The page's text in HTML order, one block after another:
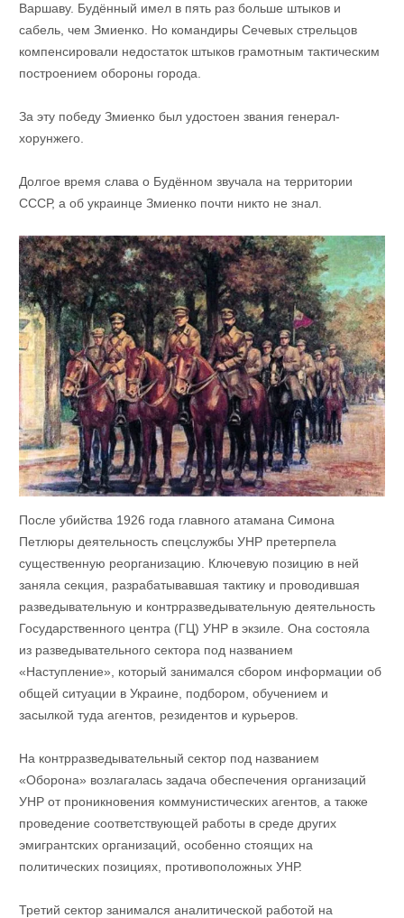
Варшаву. Будённый имел в пять раз больше штыков и
сабель, чем Змиенко. Но командиры Сечевых стрельцов
компенсировали недостаток штыков грамотным тактическим
построением обороны города.
За эту победу Змиенко был удостоен звания генерал-
хорунжего.
Долгое время слава о Будённом звучала на территории
СССР, а об украинце Змиенко почти никто не знал.
После убийства 1926 года главного атамана Симона
Петлюры деятельность спецслужбы УНР претерпела
существенную реорганизацию. Ключевую позицию в ней
заняла секция, разрабатывавшая тактику и проводившая
разведывательную и контрразведывательную деятельность
Государственного центра (ГЦ) УНР в экзиле. Она состояла
из разведывательного сектора под названием
«Наступление», который занимался сбором информации об
общей ситуации в Украине, подбором, обучением и
засылкой туда агентов, резидентов и курьеров.
На контрразведывательный сектор под названием
«Оборона» возлагалась задача обеспечения организаций
УНР от проникновения коммунистических агентов, а также
проведение соответствующей работы в среде других
эмигрантских организаций, особенно стоящих на
политических позициях, противоположных УНР.
Третий сектор занимался аналитической работой на